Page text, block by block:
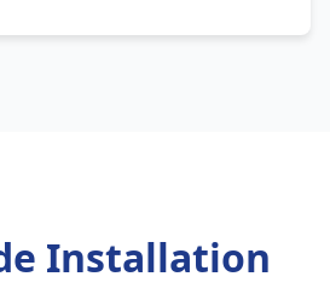
Installation